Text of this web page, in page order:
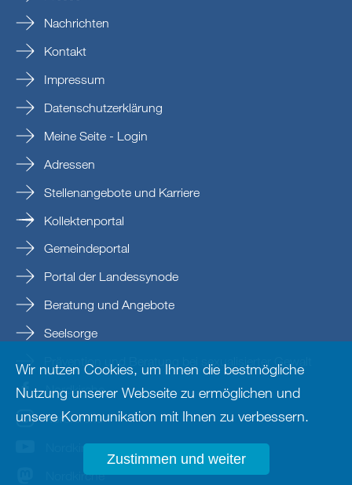
Nachrichten
Kontakt
Impressum
Datenschutzerklärung
Meine Seite - Login
Adressen
Stellenangebote und Karriere
Kollektenportal
Gemeindeportal
Portal der Landessynode
Beratung und Angebote
Seelsorge
Prävention und Beratung bei sexualisierter Gewalt
Nordkirche
nordkirche
Nordkirche
Nordkirche
Wir nutzen Cookies, um Ihnen die bestmögliche
Nutzung unserer Webseite zu ermöglichen und
unsere Kommunikation mit Ihnen zu verbessern.
Zustimmen und weiter